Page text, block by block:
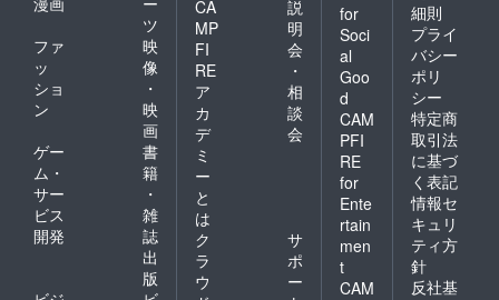
ツ
ファ
ッ
ショ
ン
映
像
・
映
画
ゲー
ム・
サー
ビス
開発
書
籍
・
雑
誌
出
版
CA
MP
FI
RE
ア
カ
デ
ミ
ー
と
は
説
明
会
・
相
談
会
ク
ラ
ウ
サ
ポ
ー
for
Soci
al
Goo
d
CAM
PFI
RE
for
Ente
rtain
men
t
CAM
細則
プライ
バシー
ポリ
シー
特定商
取引法
に基づ
く表記
情報セ
キュリ
ティ方
針
反社基